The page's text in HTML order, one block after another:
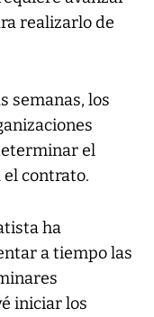
realizarlo de
semanas, los
el
contrato.
ha
a tiempo las
iniciar los